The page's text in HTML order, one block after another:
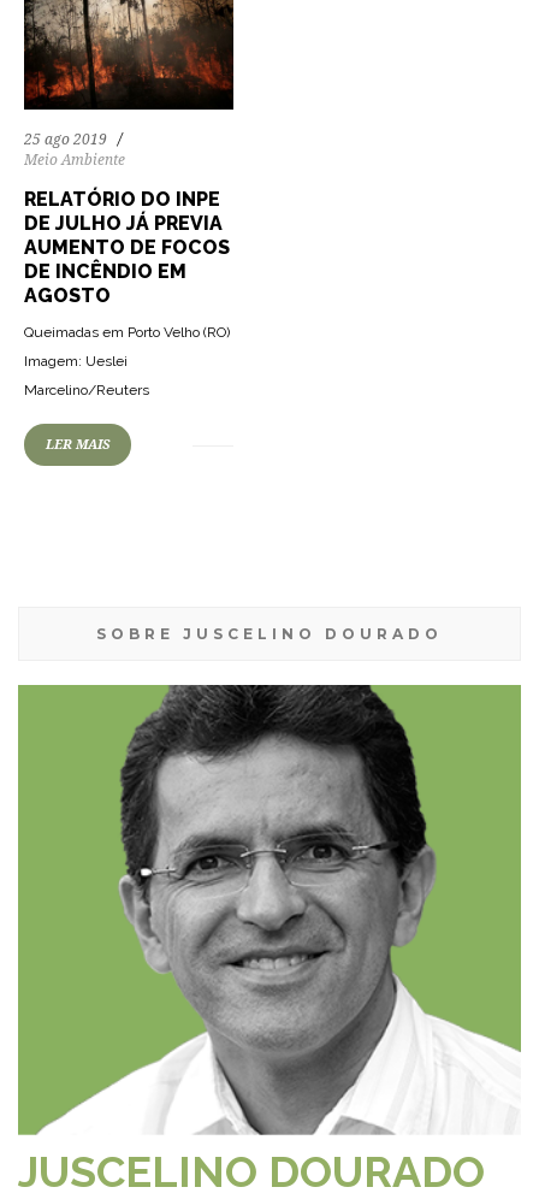
25 ago 2019
Meio Ambiente
RELATÓRIO DO INPE
DE JULHO JÁ PREVIA
AUMENTO DE FOCOS
DE INCÊNDIO EM
AGOSTO
Queimadas em Porto Velho (RO)
Imagem: Ueslei
Marcelino/Reuters
LER MAIS
SOBRE JUSCELINO DOURADO
JUSCELINO DOURADO